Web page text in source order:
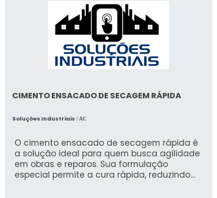
CIMENTO ENSACADO DE SECAGEM RÁPIDA
Soluções Industriais / AC
O cimento ensacado de secagem rápida é
a solução ideal para quem busca agilidade
em obras e reparos. Sua formulação
especial permite a cura rápida, reduzindo